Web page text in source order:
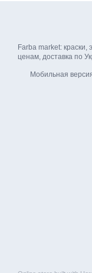
Farba market:
ценам, доставка по
Мобильная